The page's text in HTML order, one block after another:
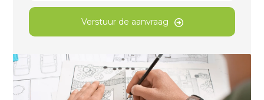
Verstuur de aanvraag